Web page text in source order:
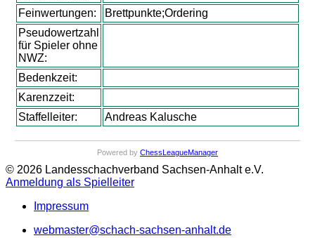
Feinwertungen:
Brettpunkte;Ordering
Pseudowertzahl
für Spieler ohne
NWZ:
Bedenkzeit:
Karenzzeit:
Staffelleiter:
Andreas Kalusche
Powered by ChessLeagueManager
© 2026 Landesschachverband Sachsen-Anhalt e.V.
Anmeldung als Spielleiter
Impressum
webmaster@schach-sachsen-anhalt.de